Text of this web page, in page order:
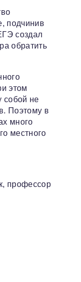
подчинив
создал
обратить
этом
собой не
Поэтому в
много
местного
профессор